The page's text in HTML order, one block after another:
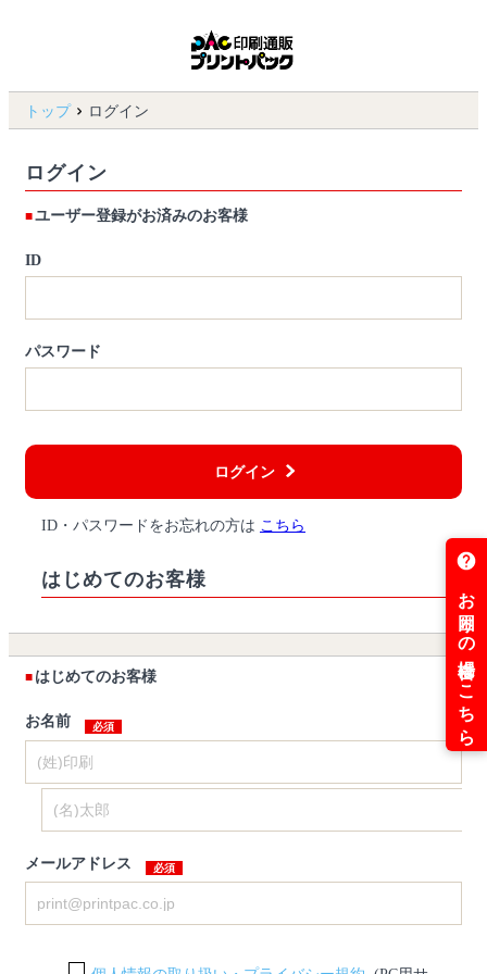
トップ ログイン
ログイン
ユーザー登録がお済みのお客様
ID
パスワード
ログイン
ID・パスワードをお忘れの方は こちら
はじめてのお客様
はじめてのお客様
お名前
メールアドレス